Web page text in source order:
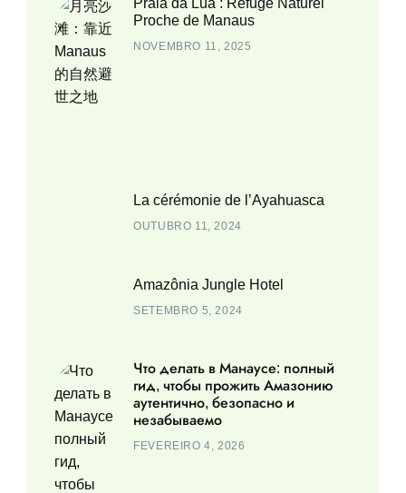
Praia da Lua : Refuge Naturel
Proche de Manaus
NOVEMBRO 11, 2025
La cérémonie de l’Ayahuasca
OUTUBRO 11, 2024
Amazônia Jungle Hotel
SETEMBRO 5, 2024
Что делать в Манаусе: полный
гид, чтобы прожить Амазонию
аутентично, безопасно и
незабываемо
FEVEREIRO 4, 2026